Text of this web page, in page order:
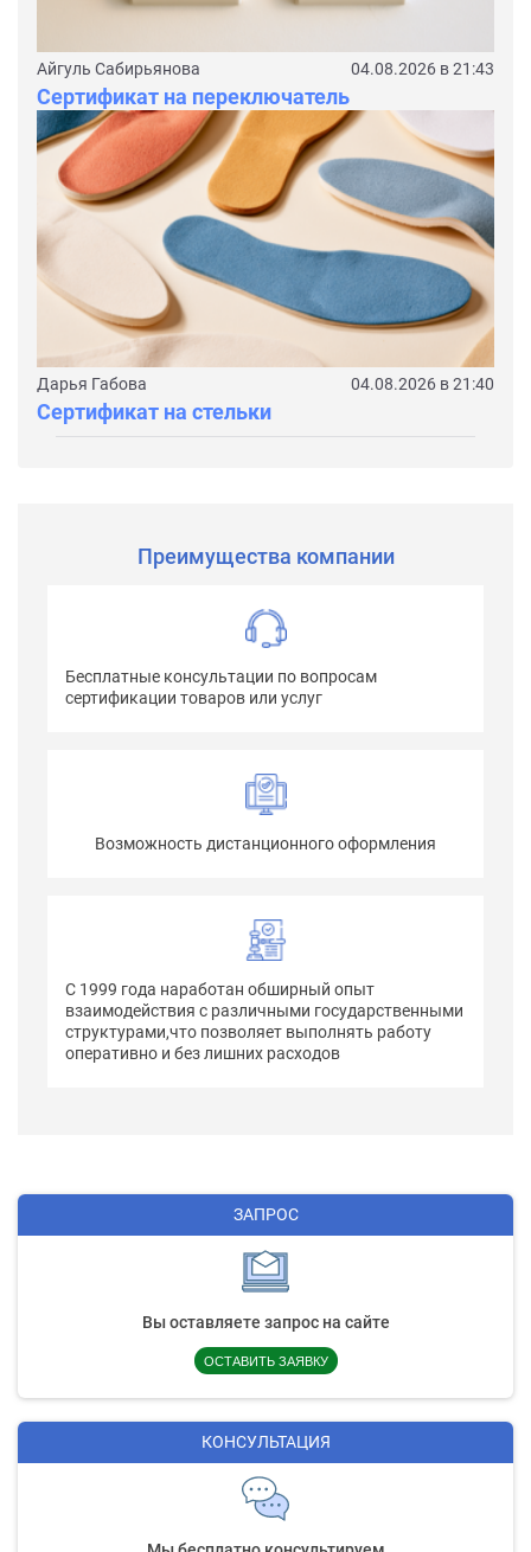
Айгуль Сабирьянова 04.08.2026 в 21:43
Сертификат на переключатель
Дарья Габова 04.08.2026 в 21:40
Сертификат на стельки
Преимущества компании
Бесплатные консультации по вопросам
сертификации товаров или услуг
Возможность дистанционного оформления
С 1999 года наработан обширный опыт
взаимодействия с различными государственными
структурами,что позволяет выполнять работу
оперативно и без лишних расходов
ЗАПРОС
Вы оставляете запрос на сайте
ОСТАВИТЬ ЗАЯВКУ
КОНСУЛЬТАЦИЯ